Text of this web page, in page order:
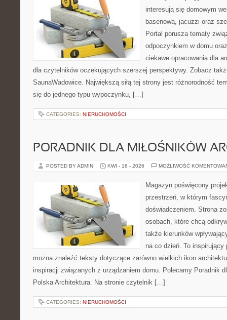
interesują się domowym
basenową, jacuzzi oraz
Portal porusza tematy
odpoczynkiem w domu
ciekawe opracowania dla
dla czytelników oczekujących szerszej perspektywy. Zobacz
SaunaWadowice. Największą siłą tej strony jest różnorodność
się do jednego typu wypoczynku, […]
CATEGORIES: NIERUCHOMOŚCI
PORADNIK DLA MIŁOŚNIKÓW
POSTED BY ADMIN KWI - 16 - 2026 MOŻLIWOŚĆ
Magazyn poświęcony
przestrzeń, w którym
doświadczeniem. Strona
osobach, które chcą
także kierunków
na co dzień. To
można znaleźć teksty dotyczące zarówno wielkich ikon
inspiracji związanych z urządzaniem domu. Polecamy Poradnik
Polska Architektura. Na stronie czytelnik […]
CATEGORIES: NIERUCHOMOŚCI